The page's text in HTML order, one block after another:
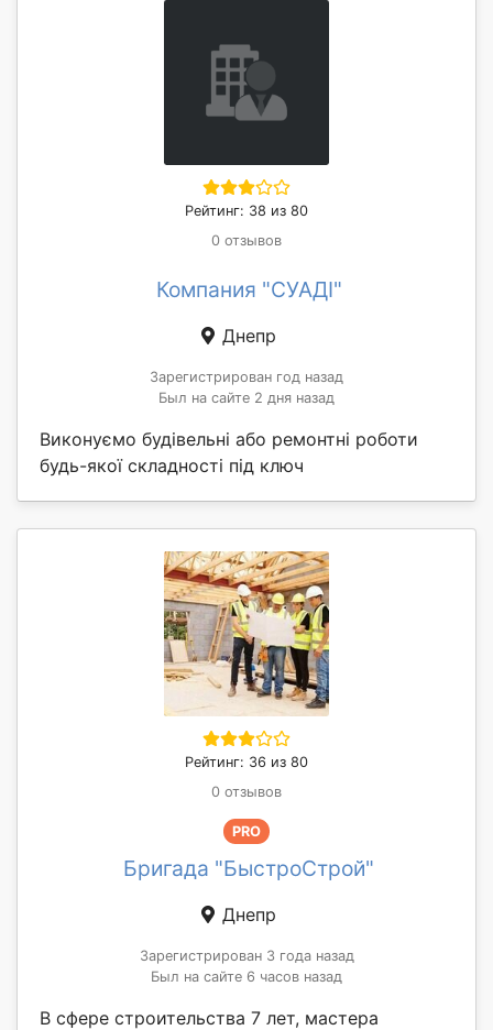
Рейтинг: 38 из 80
0 отзывов
Компания "СУАДІ"
Днепр
Зарегистрирован год назад
Был на сайте 2 дня назад
Виконуємо будівельні або ремонтні роботи
будь-якої складності під ключ
Рейтинг: 36 из 80
0 отзывов
PRO
Бригада "БыстроСтрой"
Днепр
Зарегистрирован 3 года назад
Был на сайте 6 часов назад
В сфере строительства 7 лет, мастера